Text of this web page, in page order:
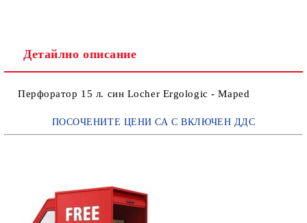
Детайлно описание
Перфоратор 15 л. син Locher Ergologic - Maped
ПОСОЧЕНИТЕ ЦЕНИ СА С ВКЛЮЧЕН ДДС